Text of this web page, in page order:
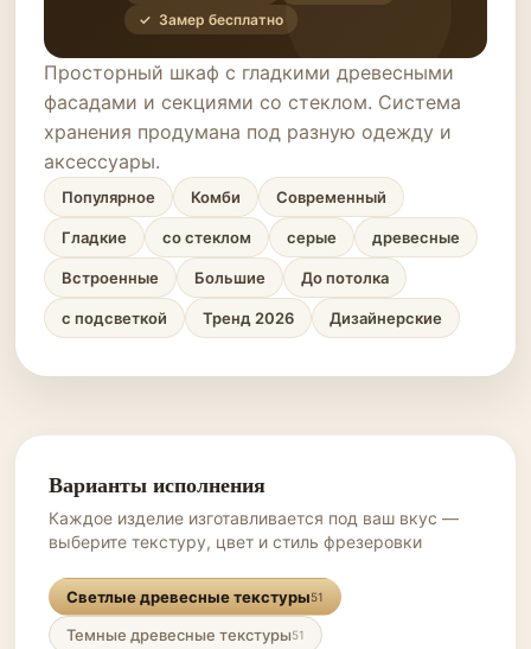
✓ Замер бесплатно
Просторный шкаф с гладкими древесными
фасадами и секциями со стеклом. Система
хранения продумана под разную одежду и
аксессуары.
Популярное Комби Современный
Гладкие со стеклом серые древесные
Встроенные Большие До потолка
с подсветкой Тренд 2026 Дизайнерские
Варианты исполнения
Каждое изделие изготавливается под ваш вкус —
выберите текстуру, цвет и стиль фрезеровки
Светлые древесные текстуры51
Темные древесные текстуры51